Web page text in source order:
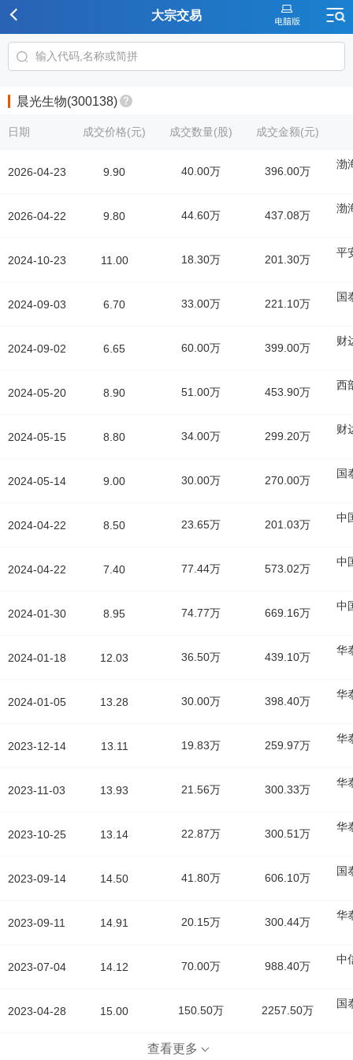
大宗交易
晨光生物(300138)
日期
2026-04-23
2026-04-22
2024-10-23
2024-09-03
2024-09-02
2024-05-20
2024-05-15
2024-05-14
2024-04-22
2024-04-22
2024-01-30
2024-01-18
2024-01-05
2023-12-14
2023-11-03
2023-10-25
2023-09-14
2023-09-11
2023-07-04
2023-04-28
成交价格(元) 成交数量(股) 成交金额(元)
9.90 40.00万 396.00万
渤
9.80 44.60万 437.08万
渤
11.00 18.30万 201.30万
平
6.70 33.00万 221.10万
国
6.65 60.00万 399.00万
财
8.90 51.00万 453.90万
西
8.80 34.00万 299.20万
财
9.00 30.00万 270.00万
国
8.50 23.65万 201.03万
中
7.40 77.44万 573.02万
中
8.95 74.77万 669.16万
中
12.03 36.50万 439.10万
华
13.28 30.00万 398.40万
华
13.11 19.83万 259.97万
华
13.93 21.56万 300.33万
华
13.14 22.87万 300.51万
华
14.50 41.80万 606.10万
国
14.91 20.15万 300.44万
华
14.12 70.00万 988.40万
中
15.00 150.50万 2257.50万
国
查看更多